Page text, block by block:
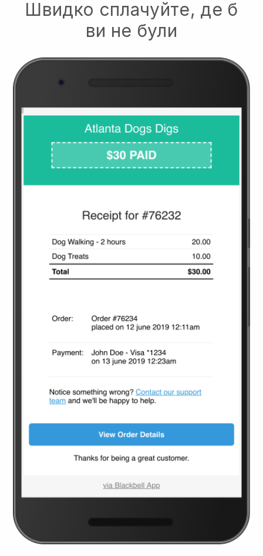
Швидко сплачуйте, де б
ви не були